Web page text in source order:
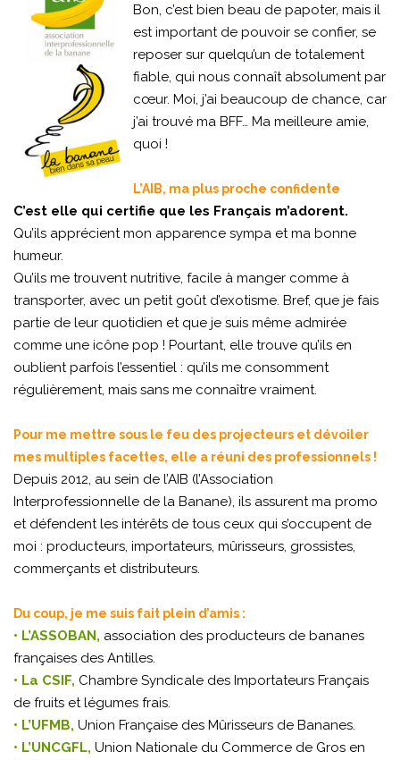
Bon, c’est bien beau de papoter, mais il
est important de pouvoir se confier, se
reposer sur quelqu’un de totalement
fiable, qui nous connaît absolument par
cœur. Moi, j’ai beaucoup de chance, car
j’ai trouvé ma BFF… Ma meilleure amie,
quoi !
L’AIB, ma plus proche confidente
C’est elle qui certifie que les Français m’adorent.
Qu’ils apprécient mon apparence sympa et ma bonne
humeur.
Qu’ils me trouvent nutritive, facile à manger comme à
transporter, avec un petit goût d’exotisme. Bref, que je fais
partie de leur quotidien et que je suis même admirée
comme une icône pop ! Pourtant, elle trouve qu’ils en
oublient parfois l’essentiel : qu’ils me consomment
régulièrement, mais sans me connaître vraiment.
Pour me mettre sous le feu des projecteurs et dévoiler
mes multiples facettes, elle a réuni des professionnels !
Depuis 2012, au sein de l’AIB (l’Association
Interprofessionnelle de la Banane), ils assurent ma promo
et défendent les intérêts de tous ceux qui s’occupent de
moi : producteurs, importateurs, mûrisseurs, grossistes,
commerçants et distributeurs.
Du coup, je me suis fait plein d’amis :
• L’ASSOBAN, association des producteurs de bananes
françaises des Antilles.
• La CSIF, Chambre Syndicale des Importateurs Français
de fruits et légumes frais.
• L’UFMB, Union Française des Mûrisseurs de Bananes.
• L’UNCGFL, Union Nationale du Commerce de Gros en